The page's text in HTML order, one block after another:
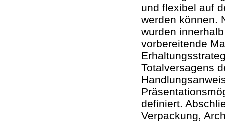
und flexibel auf
werden können.
wurden
vorbereitende
Totalversagens
definiert.
Verpackung,